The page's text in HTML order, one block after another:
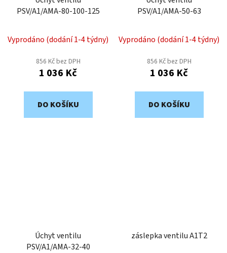
PSV/A1/AMA-80-100-125
Vyprodáno (dodání 1-4 týdny)
856 Kč bez DPH
1 036 Kč
DO KOŠÍKU
PSV/A1/AMA-50-63
Vyprodáno (dodání 1-4 týdny)
856 Kč bez DPH
1 036 Kč
DO KOŠÍKU
Úchyt ventilu
PSV/A1/AMA-32-40
záslepka ventilu A1T2